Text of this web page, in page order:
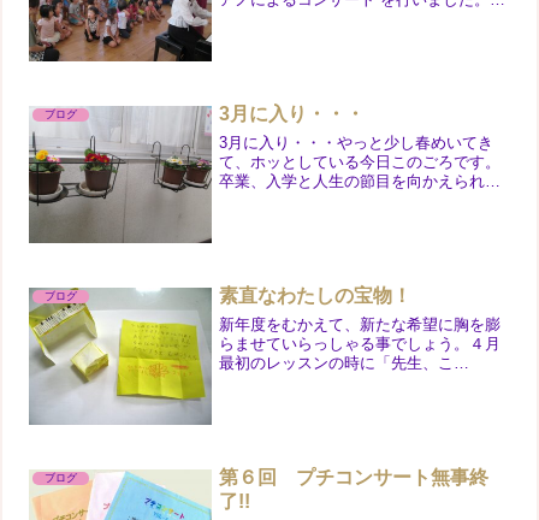
ブログ 3月に入り・・・
3月に入り・・・やっと少し春めいてき
て、ホッとしている今日このごろです。
卒業、入学と人生の節目を向かえられる
ブログ 素直なわたしの宝物！
新年度をむかえて、新たな希望に胸を膨
らませていらっしゃる事でしょう。４月
最初のレッスンの時に「先生、こ
ブログ
第６回 プチコンサート無事終
了!!